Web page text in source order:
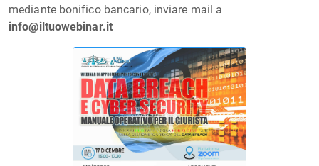
mediante bonifico bancario, inviare mail a
info@iltuowebinar.it